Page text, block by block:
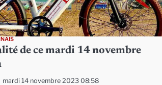
de ce mardi 14 novembre
mardi 14 novembre 2023 08:58